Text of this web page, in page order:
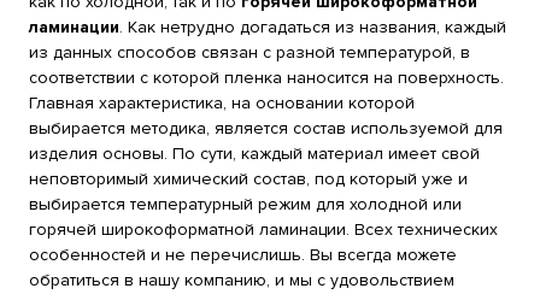
ламинации. Как нетрудно догадаться из названия, каждый
из данных способов связан с разной температурой, в
соответствии с которой пленка наносится на поверхность.
Главная характеристика, на основании которой
выбирается методика, является состав используемой для
изделия основы. По сути, каждый материал имеет свой
неповторимый химический состав, под который уже и
выбирается температурный режим для холодной или
горячей широкоформатной ламинации. Всех технических
особенностей и не перечислишь. Вы всегда можете
обратиться в нашу компанию, и мы с удовольствием